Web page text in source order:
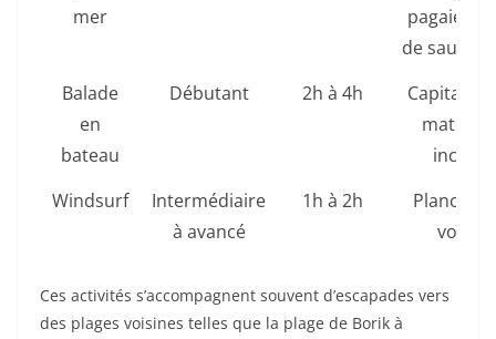
mer
pagaie,
de
Balade
en
bateau
Débutant 2h à 4h
Capitaine
matériel
inclus
Windsurf
Intermédiaire
à avancé
1h à 2h
Planche
voile
Ces activités s’accompagnent souvent d’escapades vers
des plages voisines telles que la plage de Borik à